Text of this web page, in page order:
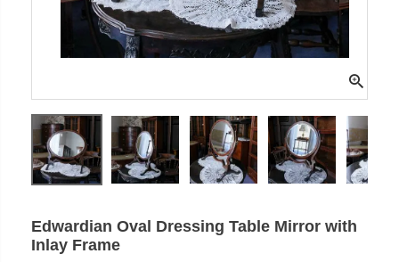
Edwardian Oval Dressing Table Mirror with
Inlay Frame